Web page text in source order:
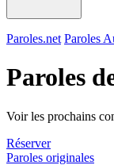
Paroles.net Paroles
Paroles
Voir les prochains
Réserver
Paroles originales